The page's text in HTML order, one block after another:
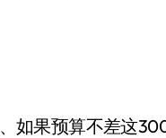
如果预算不差这